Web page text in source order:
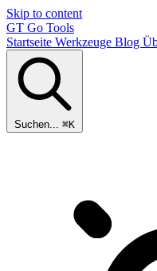
Skip to content
GT Go Tools
Startseite Werkzeuge Blog
Suchen... ⌘K